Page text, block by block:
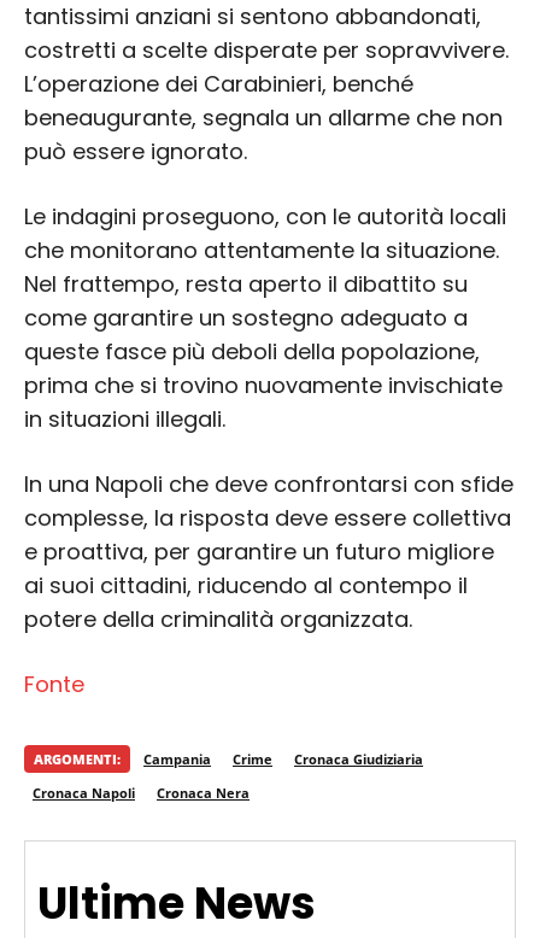
Ultime News
tantissimi anziani si sentono abbandonati,
costretti a scelte disperate per sopravvivere.
L’operazione dei Carabinieri, benché
beneaugurante, segnala un allarme che non
può essere ignorato.
Le indagini proseguono, con le autorità locali
che monitorano attentamente la situazione.
Nel frattempo, resta aperto il dibattito su
come garantire un sostegno adeguato a
queste fasce più deboli della popolazione,
prima che si trovino nuovamente invischiate
in situazioni illegali.
In una Napoli che deve confrontarsi con sfide
complesse, la risposta deve essere collettiva
e proattiva, per garantire un futuro migliore
ai suoi cittadini, riducendo al contempo il
potere della criminalità organizzata.
Fonte
ARGOMENTI: Campania Crime
Cronaca Giudiziaria
Cronaca Napoli
Cronaca Nera